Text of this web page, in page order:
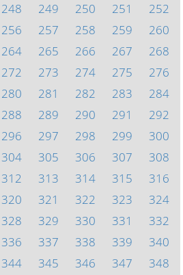
248 249 250 251
252
256 257 258 259
260
264 265 266 267
268
272 273 274 275
276
280 281 282 283
284
288 289 290 291
292
296 297 298 299
300
304 305 306 307
308
312 313 314 315
316
320 321 322 323
324
328 329 330 331
332
336 337 338 339
340
344 345 346 347 348